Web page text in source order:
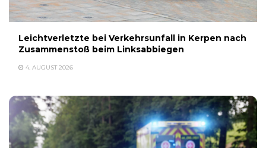
Leichtverletzte bei Verkehrsunfall in Kerpen nach
Zusammenstoß beim Linksabbiegen
4. AUGUST 2026